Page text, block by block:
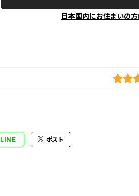
日本国内にお住まいの
LINE ポスト